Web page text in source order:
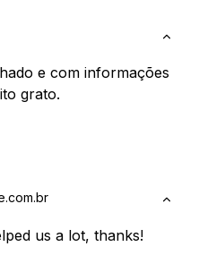
e com informações
grato.
us a lot, thanks!